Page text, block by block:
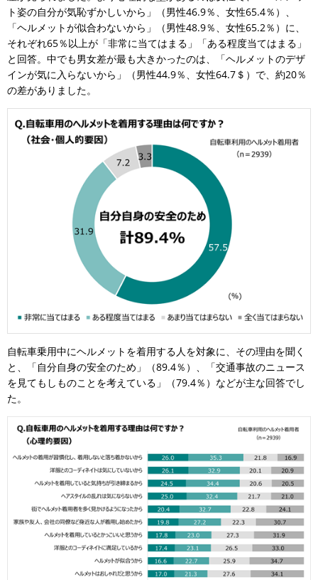
ト姿の自分が気恥ずかしいから」（男性46.9％、女性65.4％）、
「ヘルメットが似合わないから」（男性48.9％、女性65.2％）に、
それぞれ65％以上が「非常に当てはまる」「ある程度当てはまる」
と回答。中でも男女差が最も大きかったのは、「ヘルメットのデザ
インが気に入らないから」（男性44.9％、女性64.7＄）で、約20％
の差がありました。
自転車乗用中にヘルメットを着用する人を対象に、その理由を聞く
と、「自分自身の安全のため」（89.4％）、「交通事故のニュース
を見てもしものことを考えている」（79.4％）などが主な回答でし
た。